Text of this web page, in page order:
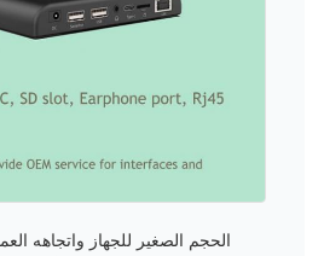
الحجم الصغير للجهاز واتجاهه